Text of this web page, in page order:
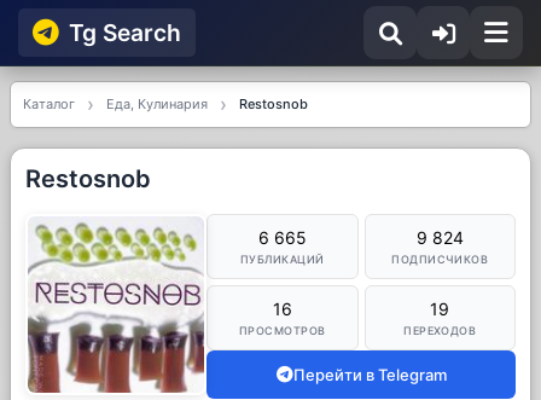
Tg Searсh
Каталог Еда, Кулинария Restosnob
Restosnob
6 665
ПУБЛИКАЦИЙ
9 824
ПОДПИСЧИКОВ
16
ПРОСМОТРОВ
19
ПЕРЕХОДОВ
Перейти в Telegram